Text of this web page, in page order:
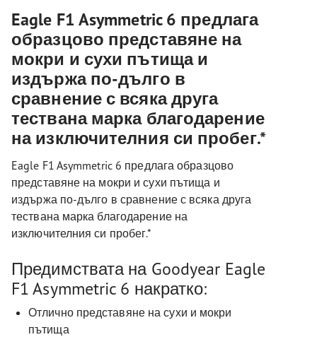
Eagle F1 Asymmetric 6 предлага
образцово представяне на
мокри и сухи пътища и
издържа по-дълго в
сравнение с всяка друга
тествана марка благодарение
на изключителния си пробег.*
Eagle F1 Asymmetric 6 предлага образцово
представяне на мокри и сухи пътища и
издържа по-дълго в сравнение с всяка друга
тествана марка благодарение на
изключителния си пробег.*
Предимствата на Goodyear Eagle
F1 Asymmetric 6 накратко:
Отлично представяне на сухи и мокри
пътища